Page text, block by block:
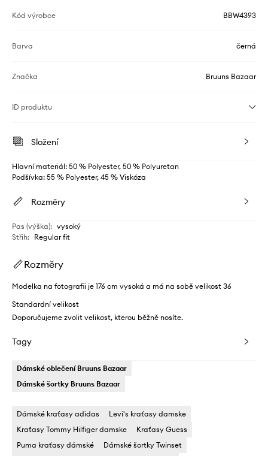
Kód výrobce BBW4393
Barva černá
Značka Bruuns Bazaar
ID produktu
Složení
Hlavní materiál: 50 % Polyester, 50 % Polyuretan
Podšívka: 55 % Polyester, 45 % Viskóza
Rozměry
Pas (výška): vysoký
Střih: Regular fit
Rozměry
Modelka na fotografii je 176 cm vysoká a má na sobě velikost 36
Standardní velikost
Doporučujeme zvolit velikost, kterou běžně nosíte.
Tagy
Dámské oblečení Bruuns Bazaar
Dámské šortky Bruuns Bazaar
Dámské kraťasy adidas
Levi's kraťasy damske
Kraťasy Tommy Hilfiger damske
Kraťasy Guess
Puma kraťasy dámské
Dámské šortky Twinset